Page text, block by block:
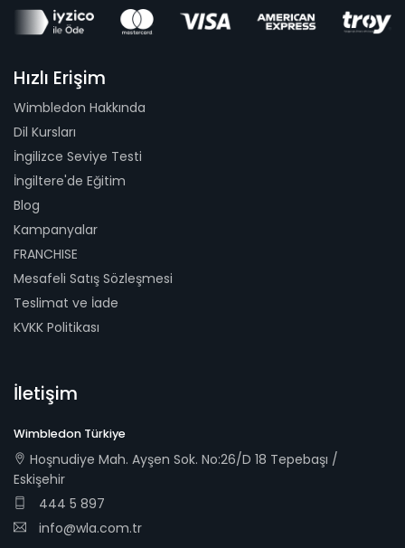
Hızlı Erişim
Wimbledon Hakkında
Dil Kursları
İngilizce Seviye Testi
İngiltere'de Eğitim
Blog
Kampanyalar
FRANCHISE
Mesafeli Satış Sözleşmesi
Teslimat ve İade
KVKK Politikası
İletişim
Wimbledon Türkiye
Hoşnudiye Mah. Ayşen Sok. No:26/D 18 Tepebaşı /
Eskişehir
444 5 897
info@wla.com.tr